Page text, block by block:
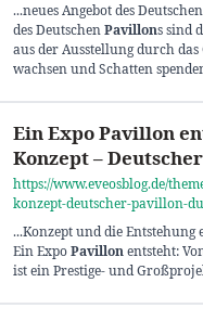
...neues Angebot des Deutschen
des DeutschenPavillons sind
aus der Ausstellung durch
wachsen und Schatten
Ein Expo Pavillon
Konzept –
https://www.eveosblog.de/
konzept-deutscher-pavillon-
...Konzept und die Entstehung
Ein ExpoPavillonentsteht:
ist ein Prestige- und